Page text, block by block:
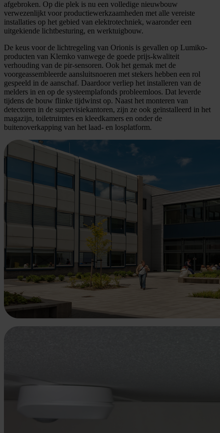
afgebroken. Op die plek is nu een volledige nieuwbouw
verwezenlijkt voor productiewerkzaamheden met alle vereiste
installaties op het gebied van elektrotechniek, waaronder een
uitgekiende lichtbesturing, en werktuigbouw.
De keus voor de lichtregeling van Orionis is gevallen op Lumiko-
producten van Klemko vanwege de goede prijs-kwaliteit
verhouding van de pir-sensoren. Ook het gemak met de
voorgeassembleerde aansluitsnoeren met stekers hebben een rol
gespeeld in de aanschaf. Daardoor verliep het installeren van de
melders in en op de systeemplafonds probleemloos. Dat leverde
tijdens de bouw flinke tijdwinst op. Naast het monteren van
detectoren in de supervisiekantoren, zijn ze ook geïnstalleerd in het
magazijn, toiletruimtes en kleedkamers en onder de
buitenoverkapping van het laad- en losplatform.